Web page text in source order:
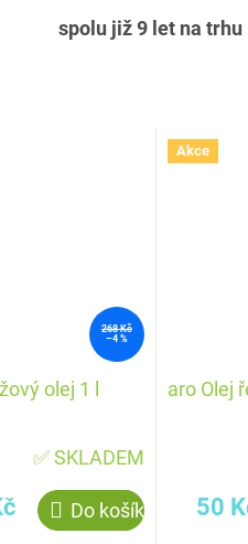
spolu již 9 let na trhu
268 Kč
–4 %
olej 1 l
✅ SKLADEM
Do košíku
Akce
aro Olej
50